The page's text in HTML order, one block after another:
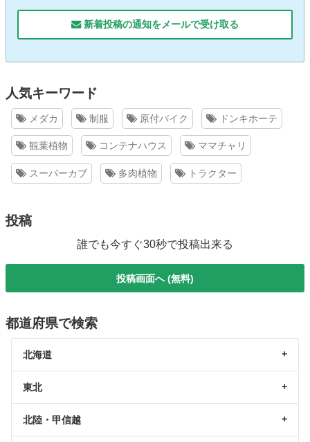
新着投稿の通知をメールで受け取る
人気キーワード
メダカ 制服 原付バイク ドンキホーテ
観葉植物 コンテナハウス ママチャリ
スーパーカブ 多肉植物 トラクター
投稿
誰でも今すぐ30秒で投稿出来る
投稿画面へ (無料)
都道府県で検索
北海道
東北
北陸・甲信越